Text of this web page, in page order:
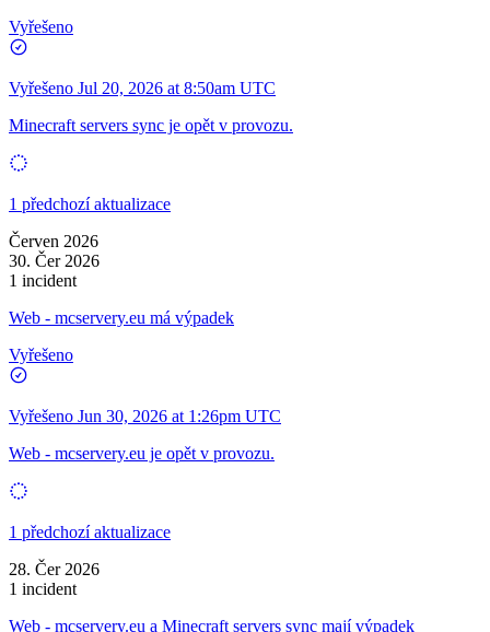
Vyřešeno
Vyřešeno Jul 20, 2026 at 8:50am UTC
Minecraft servers sync je opět v provozu.
1 předchozí aktualizace
Červen 2026
30. Čer 2026
1 incident
Web - mcservery.eu má výpadek
Vyřešeno
Vyřešeno Jun 30, 2026 at 1:26pm UTC
Web - mcservery.eu je opět v provozu.
1 předchozí aktualizace
28. Čer 2026
1 incident
Web - mcservery.eu a Minecraft servers sync mají výpadek